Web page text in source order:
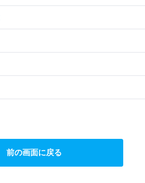
前の画面に戻る